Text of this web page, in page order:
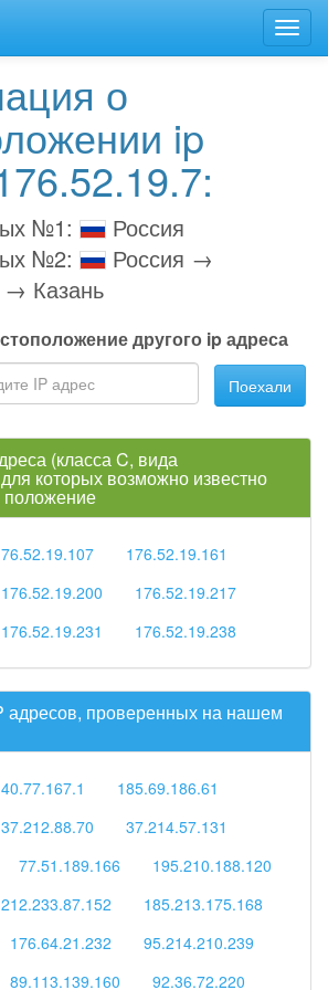
о
ip
№1:
Россия
№2:
Россия →
→ Казань
другого ip адреса
Поехали
(класса C, вида
которых возможно известно
положение
176.52.19.161
176.52.19.200
176.52.19.217
176.52.19.231 176.52.19.238
адресов, проверенных на нашем
40.77.167.1
185.69.186.61
37.212.88.70
37.214.57.131
77.51.189.166
195.210.188.120
212.233.87.152
185.213.175.168
176.64.21.232
95.214.210.239
89.113.139.160 92.36.72.220